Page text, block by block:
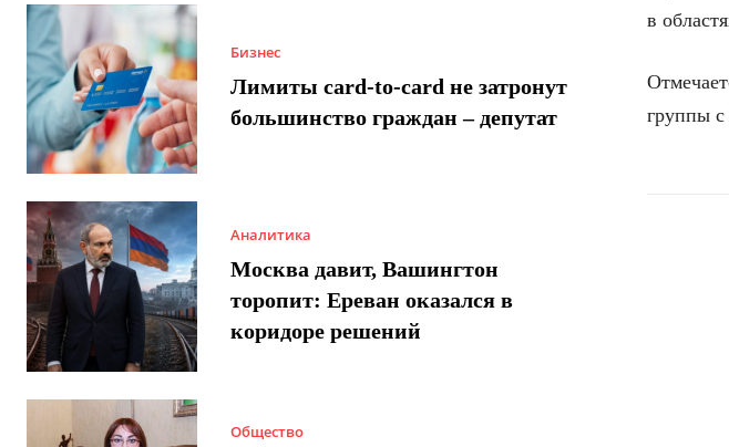
Бизнес
Лимиты card-to-card не затронут
большинство граждан – депутат
Аналитика
Москва давит, Вашингтон
торопит: Ереван оказался в
коридоре решений
Общество
в
группы